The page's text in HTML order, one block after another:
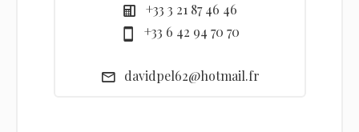
+33 3 21 87 46 46
+33 6 42 94 70 70
davidpel62@hotmail.fr